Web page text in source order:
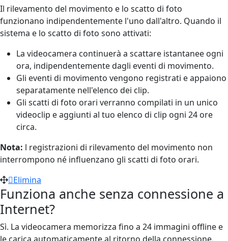
Il rilevamento del movimento e lo scatto di foto
funzionano indipendentemente l'uno dall'altro. Quando il
sistema e lo scatto di foto sono attivati:
La videocamera continuerà a scattare istantanee ogni
ora, indipendentemente dagli eventi di movimento.
Gli eventi di movimento vengono registrati e appaiono
separatamente nell'elenco dei clip.
Gli scatti di foto orari verranno compilati in un unico
videoclip e aggiunti al tuo elenco di clip ogni 24 ore
circa.
Nota: l registrazioni di rilevamento del movimento non
interrompono né influenzano gli scatti di foto orari.
Elimina
Funziona anche senza connessione a
Internet?
Sì. La videocamera memorizza fino a 24 immagini offline e